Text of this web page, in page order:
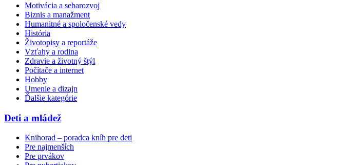
Motivácia a sebarozvoj
Biznis a manažment
Humanitné a spoločenské vedy
História
Životopisy a reportáže
Vzťahy a rodina
Zdravie a životný štýl
Počítače a internet
Hobby
Umenie a dizajn
Ďalšie kategórie
Deti a mládež
Knihorad – poradca kníh pre deti
Pre najmenších
Pre prvákov